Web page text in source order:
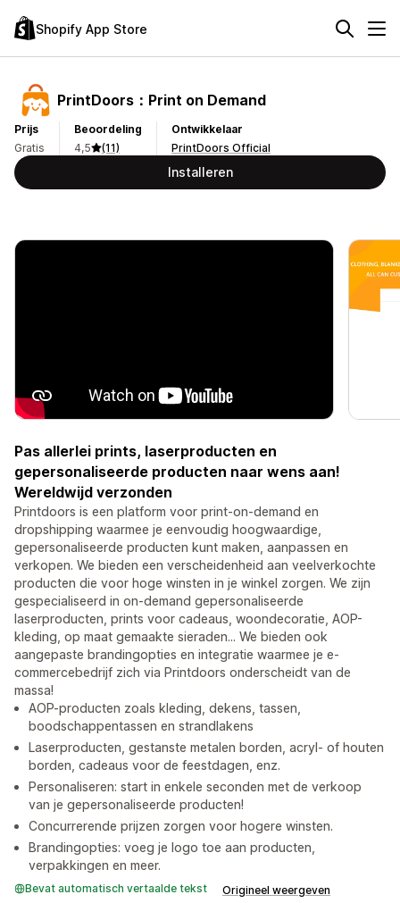
Shopify App Store
PrintDoors：Print on Demand
Prijs
Gratis
Beoordeling
4,5
(11)
Ontwikkelaar
PrintDoors Official
Installeren
Pas allerlei prints, laserproducten en
gepersonaliseerde producten naar wens aan!
Wereldwijd verzonden
Printdoors is een platform voor print-on-demand en
dropshipping waarmee je eenvoudig hoogwaardige,
gepersonaliseerde producten kunt maken, aanpassen en
verkopen. We bieden een verscheidenheid aan veelverkochte
producten die voor hoge winsten in je winkel zorgen. We zijn
gespecialiseerd in on-demand gepersonaliseerde
laserproducten, prints voor cadeaus, woondecoratie, AOP-
kleding, op maat gemaakte sieraden... We bieden ook
aangepaste brandingopties en integratie waarmee je e-
commercebedrijf zich via Printdoors onderscheidt van de
massa!
AOP-producten zoals kleding, dekens, tassen,
boodschappentassen en strandlakens
Laserproducten, gestanste metalen borden, acryl- of houten
borden, cadeaus voor de feestdagen, enz.
Personaliseren: start in enkele seconden met de verkoop
van je gepersonaliseerde producten!
Concurrerende prijzen zorgen voor hogere winsten.
Brandingopties: voeg je logo toe aan producten,
verpakkingen en meer.
Bevat automatisch vertaalde tekst Origineel weergeven